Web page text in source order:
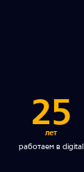
25
лет
работаем в digital